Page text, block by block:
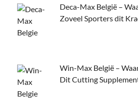
Deca-Max België –
Zoveel Sporters dit
Win-Max België –
Dit Cutting